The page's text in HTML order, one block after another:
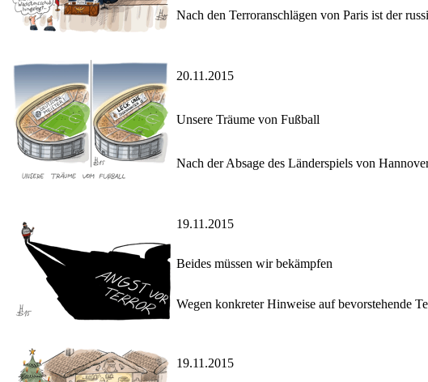
Nach den Terroranschlägen von Paris ist der
20.11.2015
Unsere Träume von Fußball
Nach der Absage des Länderspiels von
19.11.2015
Beides müssen wir bekämpfen
Wegen konkreter Hinweise auf bevorstehende
19.11.2015